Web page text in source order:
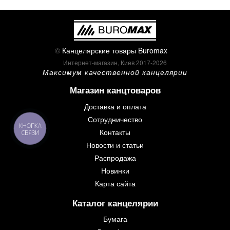
© Канцелярские товары Buromax
Интернет-магазин, Киев 2017-2026
Максимум качественной канцелярии
Магазин канцтоваров
Доставка и оплата
Сотрудничество
Контакты
Новости и статьи
Распродажа
Новинки
Карта сайта
Каталог канцелярии
Бумага
КНОПКА
СВЯЗИ